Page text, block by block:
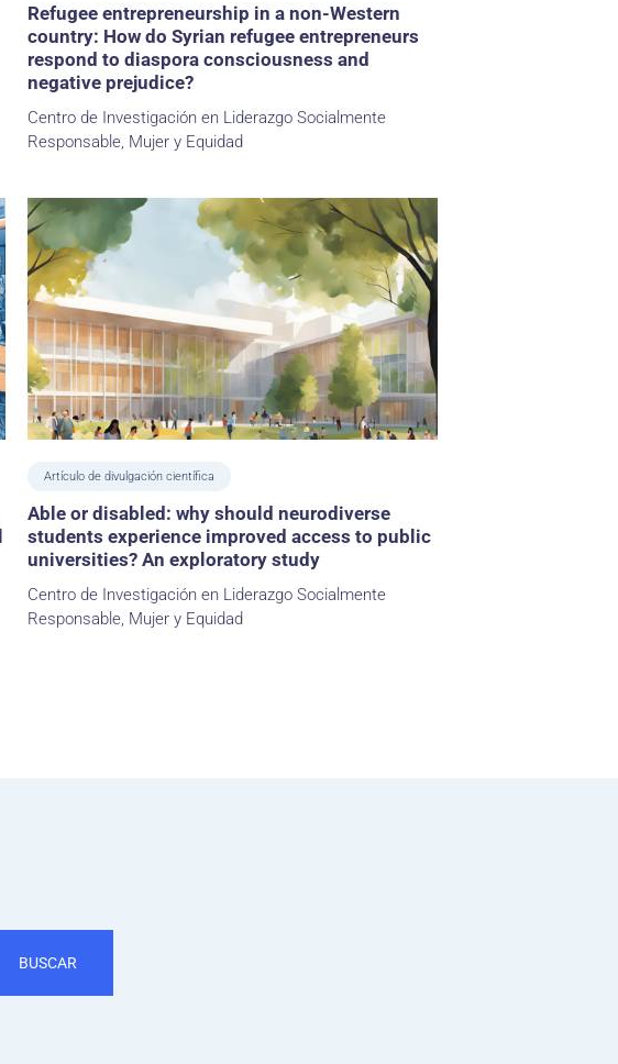
Refugee entrepreneurship in a non-Western
country: How do Syrian refugee entrepreneurs
respond to diaspora consciousness and
negative prejudice?
Centro de Investigación en Liderazgo Socialmente
Responsable, Mujer y Equidad
Artículo de divulgación científica
Able or disabled: why should neurodiverse
students experience improved access to public
universities? An exploratory study
Centro de Investigación en Liderazgo Socialmente
Responsable, Mujer y Equidad
BUSCAR